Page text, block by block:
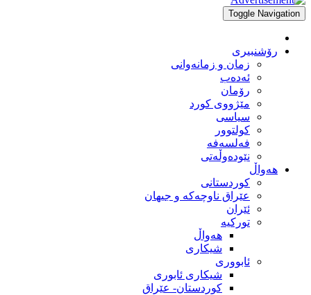
Toggle Navigation
رۆشنبیری
زمان و زمانه‌وانی
ئەدەب
رۆمان
مێژووى کورد
سیاسى
کولتوور
فەلسەفە
نێودەوڵەتی
هەواڵ
کوردستانی
عێراق ناوچەکە و جیهان
ئێران
تورکیە
هەواڵ
شیکاری
ئابووری
شیکاری ئابوری
کوردستان- عێراق